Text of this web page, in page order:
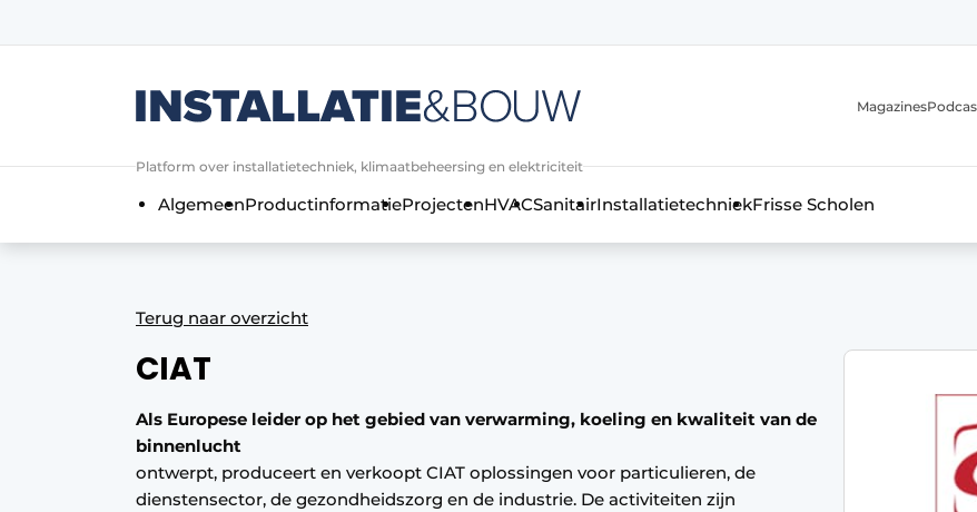
Algemene voorwaarden
Podcasts
Privacy / Cookie statement
Vacature aanmelden
Platform over installatietechniek, klimaatbeheersing en elektriciteit
Magazines
AlgemeenProductinformatieProjectenHVACSanitairInstallatietechniekFrisse Scholen
Terug naar overzicht
CIAT
Als Europese leider op het gebied van verwarming, koeling en kwaliteit van de
binnenlucht
ontwerpt, produceert en verkoopt CIAT oplossingen voor particulieren, de
dienstensector, de gezondheidszorg en de industrie. De activiteiten zijn